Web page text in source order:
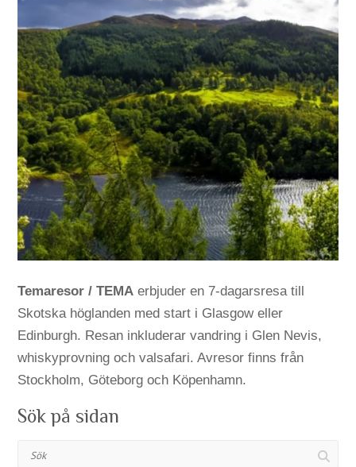
Temaresor / TEMA erbjuder en 7-dagarsresa till
Skotska höglanden med start i Glasgow eller
Edinburgh. Resan inkluderar vandring i Glen Nevis,
whiskyprovning och valsafari. Avresor finns från
Stockholm, Göteborg och Köpenhamn.
Sök på sidan
Sök